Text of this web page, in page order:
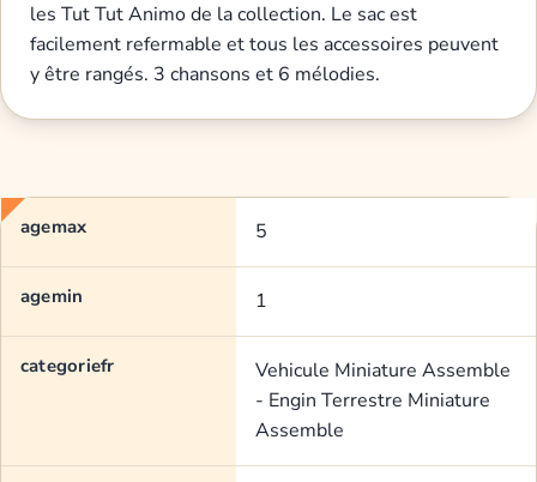
les Tut Tut Animo de la collection. Le sac est
facilement refermable et tous les accessoires peuvent
y être rangés. 3 chansons et 6 mélodies.
agemax 5
agemin 1
categoriefr
Vehicule Miniature Assemble
- Engin Terrestre Miniature
Assemble